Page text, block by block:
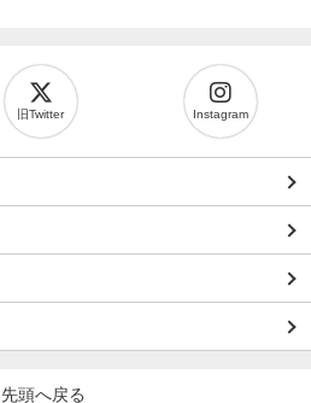
旧Twitter Instagram
先頭へ戻る